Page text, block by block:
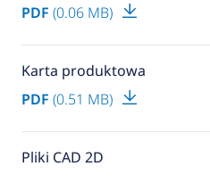
PDF (0.06 MB)
Karta produktowa
PDF (0.51 MB)
Pliki CAD 2D